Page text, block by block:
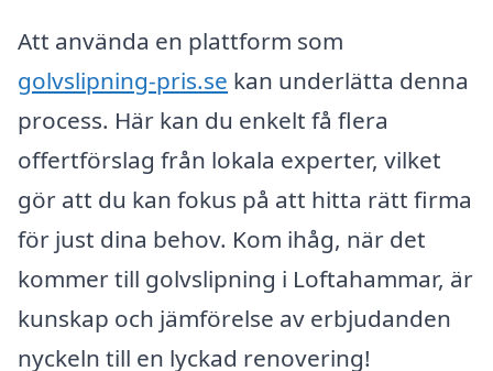
Att använda en plattform som
golvslipning-pris.se kan underlätta denna
process. Här kan du enkelt få flera
offertförslag från lokala experter, vilket
gör att du kan fokus på att hitta rätt firma
för just dina behov. Kom ihåg, när det
kommer till golvslipning i Loftahammar, är
kunskap och jämförelse av erbjudanden
nyckeln till en lyckad renovering!